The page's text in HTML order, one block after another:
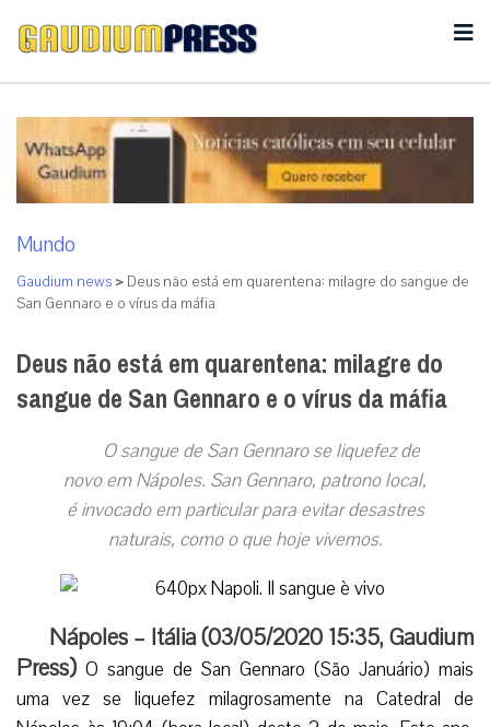
Mundo
Gaudium news > Deus não está em quarentena: milagre do sangue de
San Gennaro e o vírus da máfia
Deus não está em quarentena: milagre do
sangue de San Gennaro e o vírus da máfia
O sangue de San Gennaro se liquefez de
novo em Nápoles. San Gennaro, patrono local,
é invocado em particular para evitar desastres
naturais, como o que hoje vivemos.
Nápoles – Itália (03/05/2020 15:35,Gaudium
Press) O sangue de San Gennaro (São Januário) mais
uma vez se liquefez milagrosamente na Catedral de